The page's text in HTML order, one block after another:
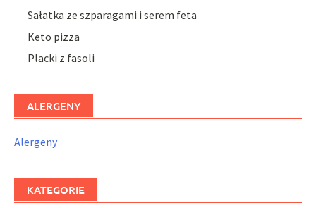
Sałatka ze szparagami i serem feta
Keto pizza
Placki z fasoli
ALERGENY
Alergeny
KATEGORIE